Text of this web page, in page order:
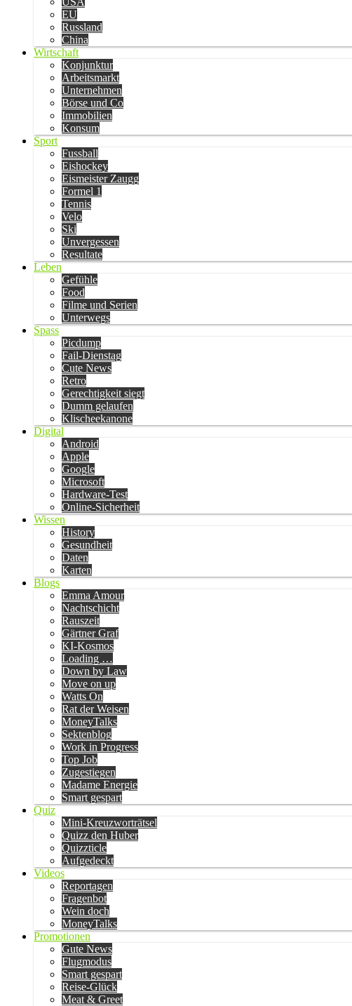
EU
Russland
China
Wirtschaft
Konjunktur
Arbeitsmarkt
Unternehmen
Börse und Co
Immobilien
Konsum
Sport
Fussball
Eishockey
Eismeister Zaugg
Formel 1
Tennis
Velo
Ski
Unvergessen
Resultate
Leben
Gefühle
Food
Filme und Serien
Unterwegs
Spass
Picdump
Fail-Dienstag
Cute News
Retro
Gerechtigkeit siegt
Dumm gelaufen
Klischeekanone
Digital
Android
Apple
Google
Microsoft
Hardware-Test
Online-Sicherheit
Wissen
History
Gesundheit
Daten
Karten
Blogs
Emma Amour
Nachtschicht
Rauszeit
Gärtner Graf
KI-Kosmos
Loading …
Down by Law
Move on up
Watts On
Rat der Weisen
MoneyTalks
Sektenblog
Work in Progress
Top Job
Zugestiegen
Madame Energie
Smart gespart
Quiz
Mini-Kreuzworträtsel
Quizz den Huber
Quizzticle
Aufgedeckt
Videos
Reportagen
Fragenbot
Wein doch
MoneyTalks
Promotionen
Gute News
Flugmodus
Smart gespart
Reise-Glück
Meat & Greet